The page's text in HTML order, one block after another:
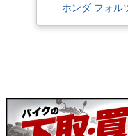
ホンダ フォル